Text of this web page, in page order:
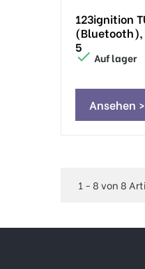
123ignition
(Bluetooth),
5
 Auf lager
Ansehen >
1 - 8 von 8